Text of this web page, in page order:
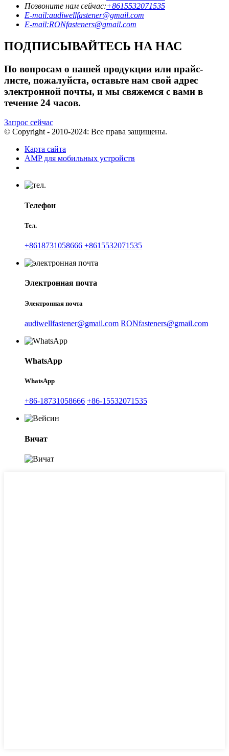
Позвоните нам сейчас:+8615532071535
E-mail:audiwellfastener@gmail.com
E-mail:RONfasteners@gmail.com
ПОДПИСЫВАЙТЕСЬ НА НАС
По вопросам о нашей продукции или прайс-
листе, пожалуйста, оставьте нам свой адрес
электронной почты, и мы свяжемся с вами в
течение 24 часов.
Запрос сейчас
© Copyright - 2010-2024: Все права защищены.
Карта сайта
AMP для мобильных устройств
Телефон
Тел.
+8618731058666 +8615532071535
Электронная почта
Электронная почта
audiwellfastener@gmail.com RONfasteners@gmail.com
WhatsApp
WhatsApp
+86-18731058666 +86-15532071535
Вичат